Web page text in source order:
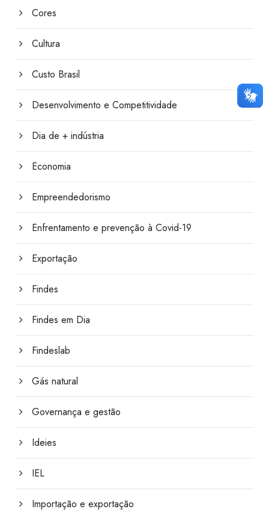
Cores
Cultura
Custo Brasil
Desenvolvimento e Competitividade
Dia de + indústria
Economia
Empreendedorismo
Enfrentamento e prevenção à Covid-19
Exportação
Findes
Findes em Dia
Findeslab
Gás natural
Governança e gestão
Ideies
IEL
Importação e exportação